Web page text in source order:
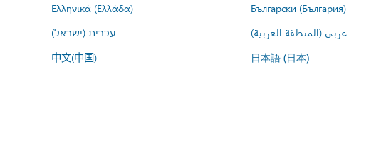
Ελληνικά (Ελλάδα)
Български (България)
עברית (ישראל)
عربي (المنطقة العربية)
中文(中国) 日本語 (日本)